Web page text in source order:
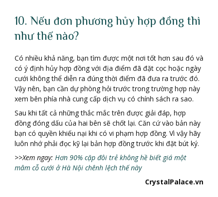
10. Nếu đơn phương hủy hợp đồng thì
như thế nào?
Có nhiều khả năng, bạn tìm được một nơi tốt hơn sau đó và
có ý định hủy hợp đồng với địa điểm đã đặt cọc hoặc ngày
cưới không thể diễn ra đúng thời điểm đã đưa ra trước đó.
Vậy nên, bạn cần dự phòng hỏi trước trong trường hợp này
xem bên phía nhà cung cấp dịch vụ có chính sách ra sao.
Sau khi tất cả những thắc mắc trên được giải đáp, hợp
đồng đóng dấu của hai bên sẽ chốt lại. Căn cứ vào bản này
bạn có quyền khiếu nại khi có vi phạm hợp đồng. Vì vậy hãy
luôn nhớ phải đọc kỹ lại bản hợp đồng trước khi đặt bút ký.
>>Xem ngay: Hơn 90% cặp đôi trẻ không hề biết giá một
mâm cỗ cưới ở Hà Nội chênh lệch thế này
CrystalPalace.vn